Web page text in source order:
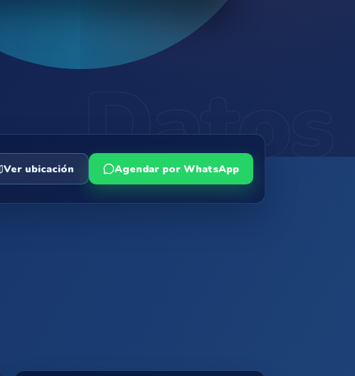
Datos
Ver ubicación Agendar por WhatsApp